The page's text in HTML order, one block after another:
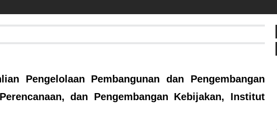
Pengelolaan Pembangunan dan Pengembangan
dan Pengembangan Kebijakan, Institut